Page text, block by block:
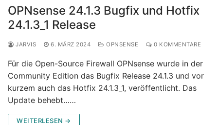
OPNsense 24.1.3 Bugfix und Hotfix
24.1.3_1 Release
JARVIS 6. MÄRZ 2024 OPNSENSE 0 KOMMENTARE
Für die Open-Source Firewall OPNsense wurde in der
Community Edition das Bugfix Release 24.1.3 und vor
kurzem auch das Hotfix 24.1.3_1, veröffentlicht. Das
Update behebt……
WEITERLESEN →